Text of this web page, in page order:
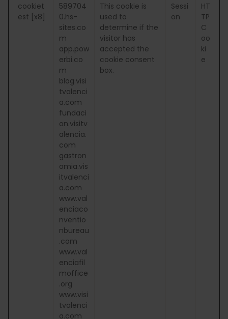
cookiet
est [x8]
589704
0.hs-
sites.co
m
app.pow
erbi.co
m
blog.visi
tvalenci
a.com
fundaci
on.visitv
alencia.
com
gastron
omia.vis
itvalenci
a.com
www.val
enciaco
nventio
nbureau
.com
www.val
enciafil
moffice
.org
www.visi
tvalenci
a.com
This cookie is
used to
determine if the
visitor has
accepted the
cookie consent
box.
Sessi
on
HT
TP
C
oo
ki
e